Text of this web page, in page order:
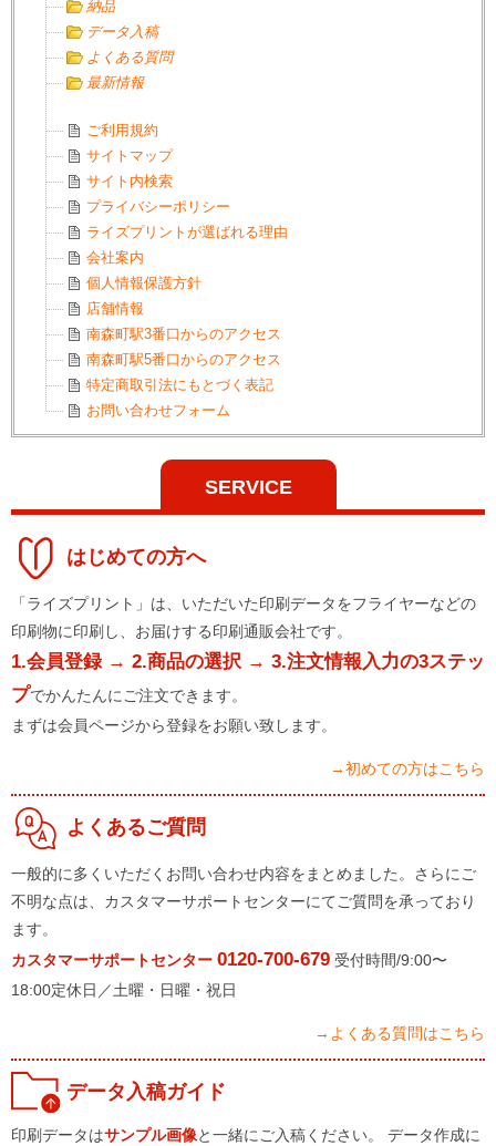
納品
データ入稿
よくある質問
最新情報
ご利用規約
サイトマップ
サイト内検索
プライバシーポリシー
ライズプリントが選ばれる理由
会社案内
個人情報保護方針
店舗情報
南森町駅3番口からのアクセス
南森町駅5番口からのアクセス
特定商取引法にもとづく表記
お問い合わせフォーム
SERVICE
はじめての方へ
「ライズプリント」は、いただいた印刷データをフライヤーなどの
印刷物に印刷し、お届けする印刷通販会社です。
1.会員登録 → 2.商品の選択 → 3.注文情報入力の3ステッ
プでかんたんにご注文できます。
まずは会員ページから登録をお願い致します。
→初めての方はこちら
よくあるご質問
一般的に多くいただくお問い合わせ内容をまとめました。さらにご
不明な点は、カスタマーサポートセンターにてご質問を承っており
ます。
カスタマーサポートセンター 0120-700-679 受付時間/9:00〜
18:00定休日／土曜・日曜・祝日
→よくある質問はこちら
データ入稿ガイド
印刷データはサンプル画像と一緒にご入稿ください。 データ作成に